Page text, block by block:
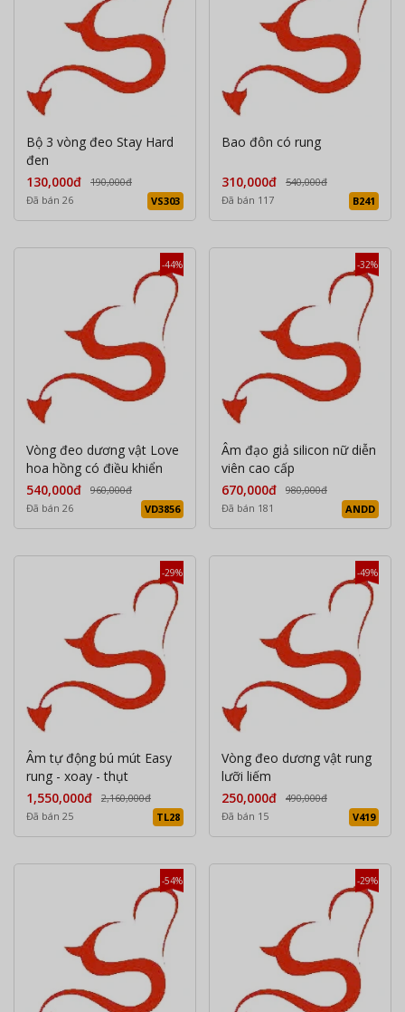
Bộ 3 vòng đeo Stay Hard
đen
130,000đ
190,000đ
Đã bán 26
VS303
Bao đôn có rung
310,000đ
540,000đ
Đã bán 117
B241
-44%
Vòng đeo dương vật Love
hoa hồng có điều khiển
540,000đ
960,000đ
Đã bán 26
VD3856
-32%
Âm đạo giả silicon nữ diễn
viên cao cấp
670,000đ
980,000đ
Đã bán 181
ANDD
-29%
Âm tự động bú mút Easy
rung - xoay - thụt
1,550,000đ
2,160,000đ
Đã bán 25
TL28
-49%
Vòng đeo dương vật rung
lưỡi liếm
250,000đ
490,000đ
Đã bán 15
V419
-54% -29%